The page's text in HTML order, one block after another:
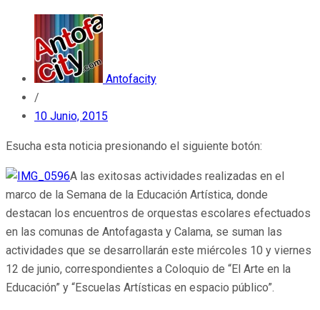
Antofacity
/
10 Junio, 2015
Esucha esta noticia presionando el siguiente botón:
A las exitosas actividades realizadas en el
marco de la Semana de la Educación Artística, donde
destacan los encuentros de orquestas escolares efectuados
en las comunas de Antofagasta y Calama, se suman las
actividades que se desarrollarán este miércoles 10 y viernes
12 de junio, correspondientes a Coloquio de “El Arte en la
Educación” y “Escuelas Artísticas en espacio público”.